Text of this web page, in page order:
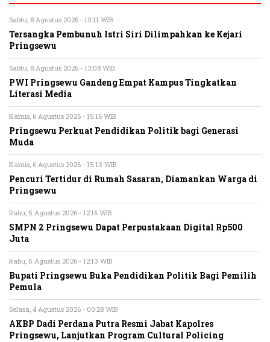
Sabtu, 8 Agustus 2026 - 13:11 WIB
Tersangka Pembunuh Istri Siri Dilimpahkan ke Kejari
Pringsewu
Sabtu, 8 Agustus 2026 - 13:08 WIB
PWI Pringsewu Gandeng Empat Kampus Tingkatkan
Literasi Media
Kamis, 6 Agustus 2026 - 15:16 WIB
Pringsewu Perkuat Pendidikan Politik bagi Generasi
Muda
Kamis, 6 Agustus 2026 - 15:13 WIB
Pencuri Tertidur di Rumah Sasaran, Diamankan Warga di
Pringsewu
Rabu, 5 Agustus 2026 - 12:16 WIB
SMPN 2 Pringsewu Dapat Perpustakaan Digital Rp500
Juta
Rabu, 5 Agustus 2026 - 12:13 WIB
Bupati Pringsewu Buka Pendidikan Politik Bagi Pemilih
Pemula
Selasa, 4 Agustus 2026 - 00:28 WIB
AKBP Dadi Perdana Putra Resmi Jabat Kapolres
Pringsewu, Lanjutkan Program Cultural Policing